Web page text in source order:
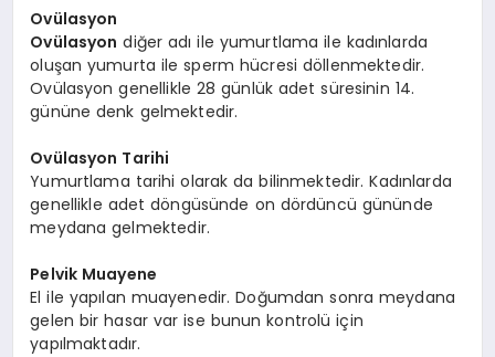
Ovülasyon
Ovülasyon diğer adı ile yumurtlama ile kadınlarda
oluşan yumurta ile sperm hücresi döllenmektedir.
Ovülasyon genellikle 28 günlük adet süresinin 14.
gününe denk gelmektedir.
Ovülasyon Tarihi
Yumurtlama tarihi olarak da bilinmektedir. Kadınlarda
genellikle adet döngüsünde on dördüncü gününde
meydana gelmektedir.
Pelvik Muayene
El ile yapılan muayenedir. Doğumdan sonra meydana
gelen bir hasar var ise bunun kontrolü için
yapılmaktadır.